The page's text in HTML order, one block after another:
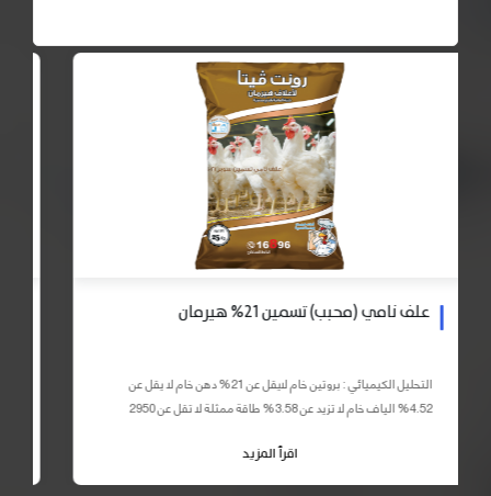
علف نامي (محبب) تسمين 21% هيرمان
التحليل الكيميائي : بروتين خام لايقل عن 21% دهن خام لا يقل عن
4.52% الياف خام لا تزيد عن 3.58% طاقة ممثلة لا تقل عن 2950
اقرأ المزيد